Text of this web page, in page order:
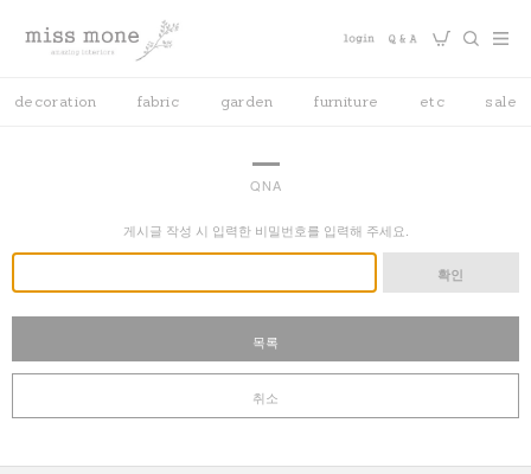
decoration fabric garden furniture etc sale
QNA
게시글 작성 시 입력한 비밀번호를 입력해 주세요.
확인
목록
취소